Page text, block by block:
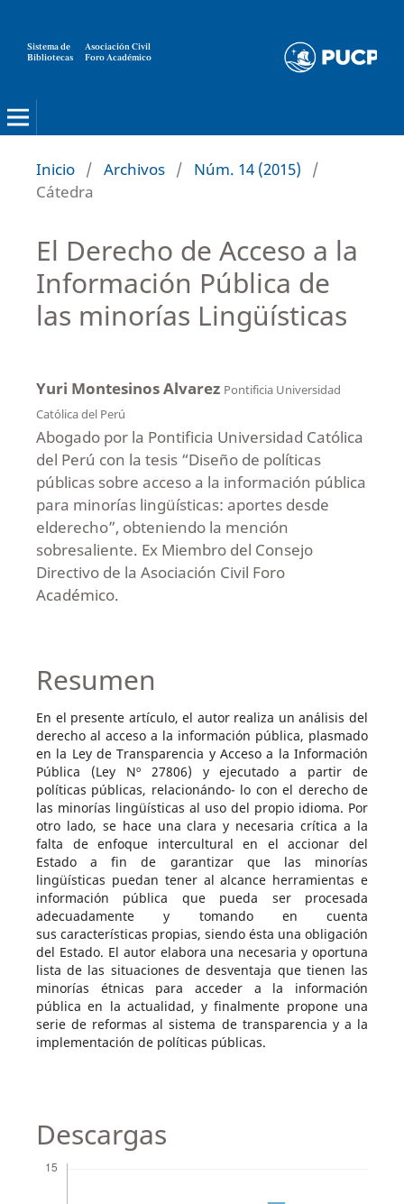
Sistema de
Bibliotecas
Asociación Civil
Foro Académico
Inicio / Archivos / Núm. 14 (2015)
/
Cátedra
El Derecho de Acceso a la
Información Pública de
las minorías Lingüísticas
Yuri Montesinos Alvarez Pontificia Universidad
Católica del Perú
Abogado por la Pontificia Universidad Católica
del Perú con la tesis “Diseño de políticas
públicas sobre acceso a la información pública
para minorías lingüísticas: aportes desde
elderecho”, obteniendo la mención
sobresaliente. Ex Miembro del Consejo
Directivo de la Asociación Civil Foro
Académico.
Resumen
En el presente artículo, el autor realiza un análisis del
derecho al acceso a la información pública, plasmado
en la Ley de Transparencia y Acceso a la Información
Pública (Ley Nº 27806) y ejecutado a partir de
políticas públicas, relacionándo- lo con el derecho de
las minorías lingüísticas al uso del propio idioma. Por
otro lado, se hace una clara y necesaria crítica a la
falta de enfoque intercultural en el accionar del
Estado a fin de garantizar que las minorías
lingüísticas puedan tener al alcance herramientas e
información pública que pueda ser procesada
adecuadamente y tomando en cuenta
sus características propias, siendo ésta una obligación
del Estado. El autor elabora una necesaria y oportuna
lista de las situaciones de desventaja que tienen las
minorías étnicas para acceder a la información
pública en la actualidad, y finalmente propone una
serie de reformas al sistema de transparencia y a la
implementación de políticas públicas.
Descargas